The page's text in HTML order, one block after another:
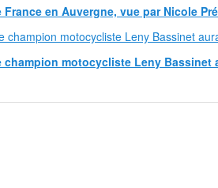
en Auvergne, vue par Nicole
motocycliste Leny Bassinet